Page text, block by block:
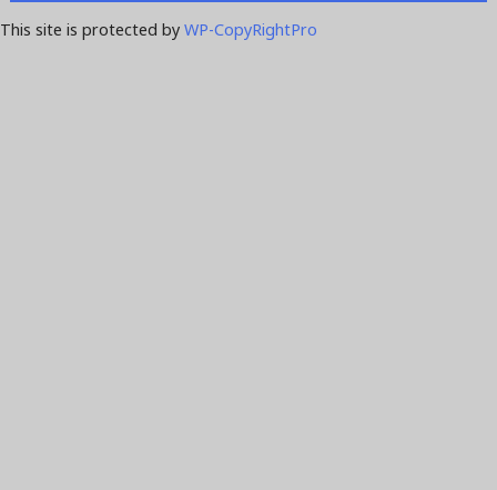
This site is protected by WP-CopyRightPro